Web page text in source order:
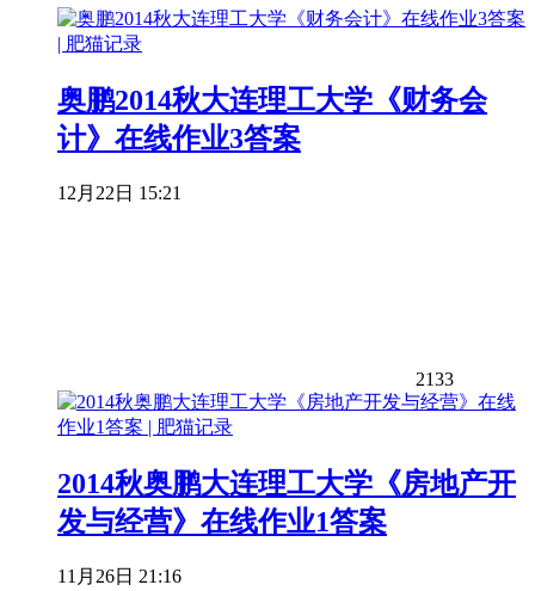
奥鹏2014秋大连理工大学《财务会
计》在线作业3答案
12月22日 15:21
2133
2014秋奥鹏大连理工大学《房地产开
发与经营》在线作业1答案
11月26日 21:16